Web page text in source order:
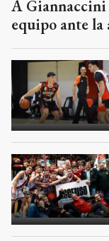
A Giannaccini
equipo ante la